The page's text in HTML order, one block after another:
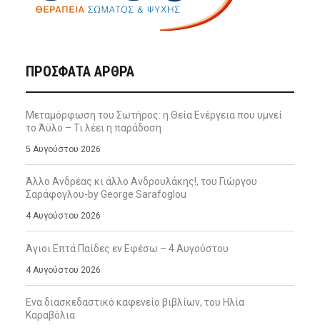
ΠΡΌΣΦΑΤΑ ΆΡΘΡΑ
Μεταμόρφωση του Σωτήρος: η Θεία Ενέργεια που υμνεί
το Άϋλο – Τι λέει η παράδοση
5 Αυγούστου 2026
Άλλο Ανδρέας κι άλλο Ανδρουλάκης!, του Γιώργου
Σαράφογλου-by George Sarafoglou
4 Αυγούστου 2026
Άγιοι Επτά Παίδες εν Εφέσω – 4 Αυγούστου
4 Αυγούστου 2026
Ενα διασκεδαστικό καφενείο βιβλίων, του Ηλία
Καραβόλια